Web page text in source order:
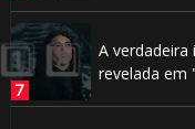
A verdadeira
revelada em